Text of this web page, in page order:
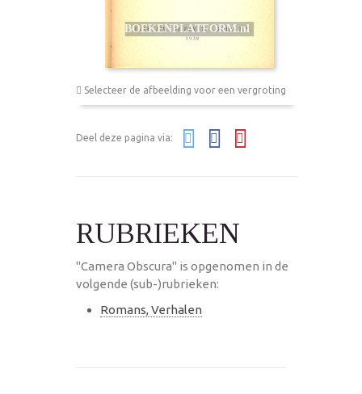
Selecteer de afbeelding voor een vergroting
Deel deze pagina via:
RUBRIEKEN
"Camera Obscura" is opgenomen in de
volgende (sub-)rubrieken:
Romans, Verhalen